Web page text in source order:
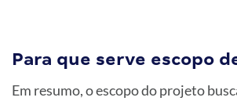
Para que serve escopo
Em resumo, o escopo do projeto